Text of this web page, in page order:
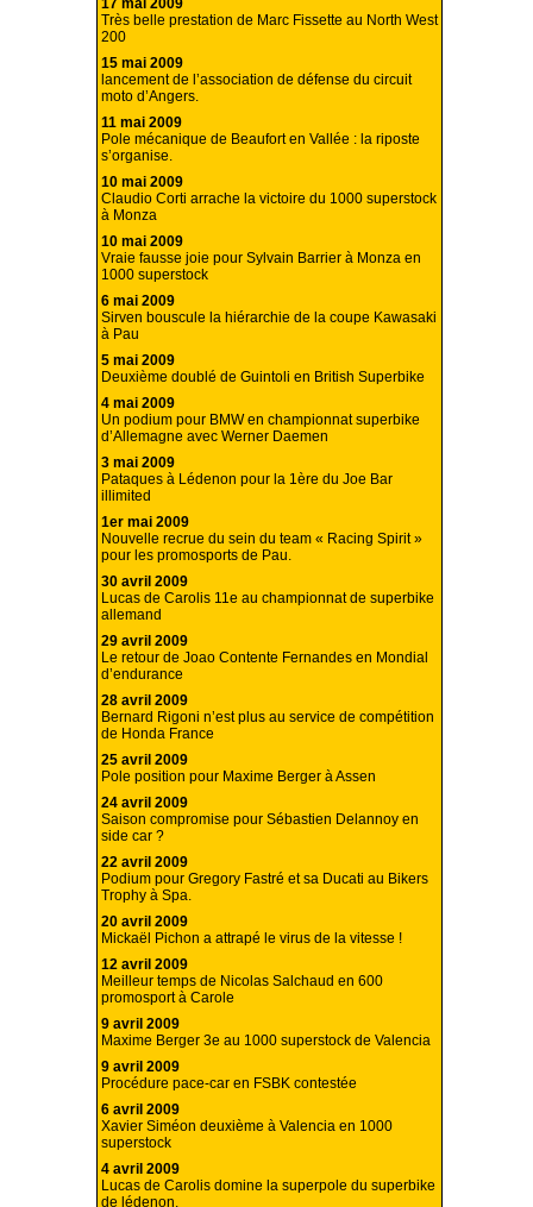
17 mai 2009
Très belle prestation de Marc Fissette au North West
200
15 mai 2009
lancement de l’association de défense du circuit
moto d’Angers.
11 mai 2009
Pole mécanique de Beaufort en Vallée : la riposte
s’organise.
10 mai 2009
Claudio Corti arrache la victoire du 1000 superstock
à Monza
10 mai 2009
Vraie fausse joie pour Sylvain Barrier à Monza en
1000 superstock
6 mai 2009
Sirven bouscule la hiérarchie de la coupe Kawasaki
à Pau
5 mai 2009
Deuxième doublé de Guintoli en British Superbike
4 mai 2009
Un podium pour BMW en championnat superbike
d’Allemagne avec Werner Daemen
3 mai 2009
Pataques à Lédenon pour la 1ère du Joe Bar
illimited
1er mai 2009
Nouvelle recrue du sein du team « Racing Spirit »
pour les promosports de Pau.
30 avril 2009
Lucas de Carolis 11e au championnat de superbike
allemand
29 avril 2009
Le retour de Joao Contente Fernandes en Mondial
d’endurance
28 avril 2009
Bernard Rigoni n’est plus au service de compétition
de Honda France
25 avril 2009
Pole position pour Maxime Berger à Assen
24 avril 2009
Saison compromise pour Sébastien Delannoy en
side car ?
22 avril 2009
Podium pour Gregory Fastré et sa Ducati au Bikers
Trophy à Spa.
20 avril 2009
Mickaël Pichon a attrapé le virus de la vitesse !
12 avril 2009
Meilleur temps de Nicolas Salchaud en 600
promosport à Carole
9 avril 2009
Maxime Berger 3e au 1000 superstock de Valencia
9 avril 2009
Procédure pace-car en FSBK contestée
6 avril 2009
Xavier Siméon deuxième à Valencia en 1000
superstock
4 avril 2009
Lucas de Carolis domine la superpole du superbike
de lédenon.